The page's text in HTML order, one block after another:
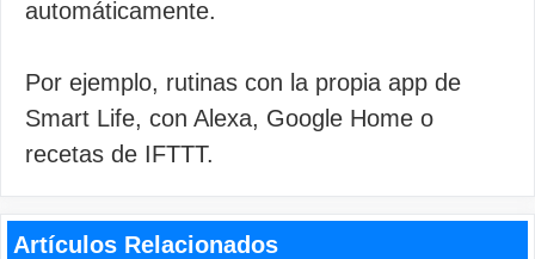
automáticamente.
Por ejemplo, rutinas con la propia app de
Smart Life, con Alexa, Google Home o
recetas de IFTTT.
Artículos Relacionados